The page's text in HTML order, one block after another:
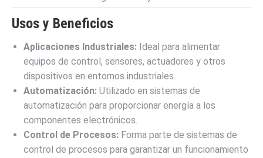
Usos y Beneficios
Aplicaciones Industriales: Ideal para alimentar
equipos de control, sensores, actuadores y otros
dispositivos en entornos industriales.
Automatización: Utilizado en sistemas de
automatización para proporcionar energía a los
componentes electrónicos.
Control de Procesos: Forma parte de sistemas de
control de procesos para garantizar un funcionamiento